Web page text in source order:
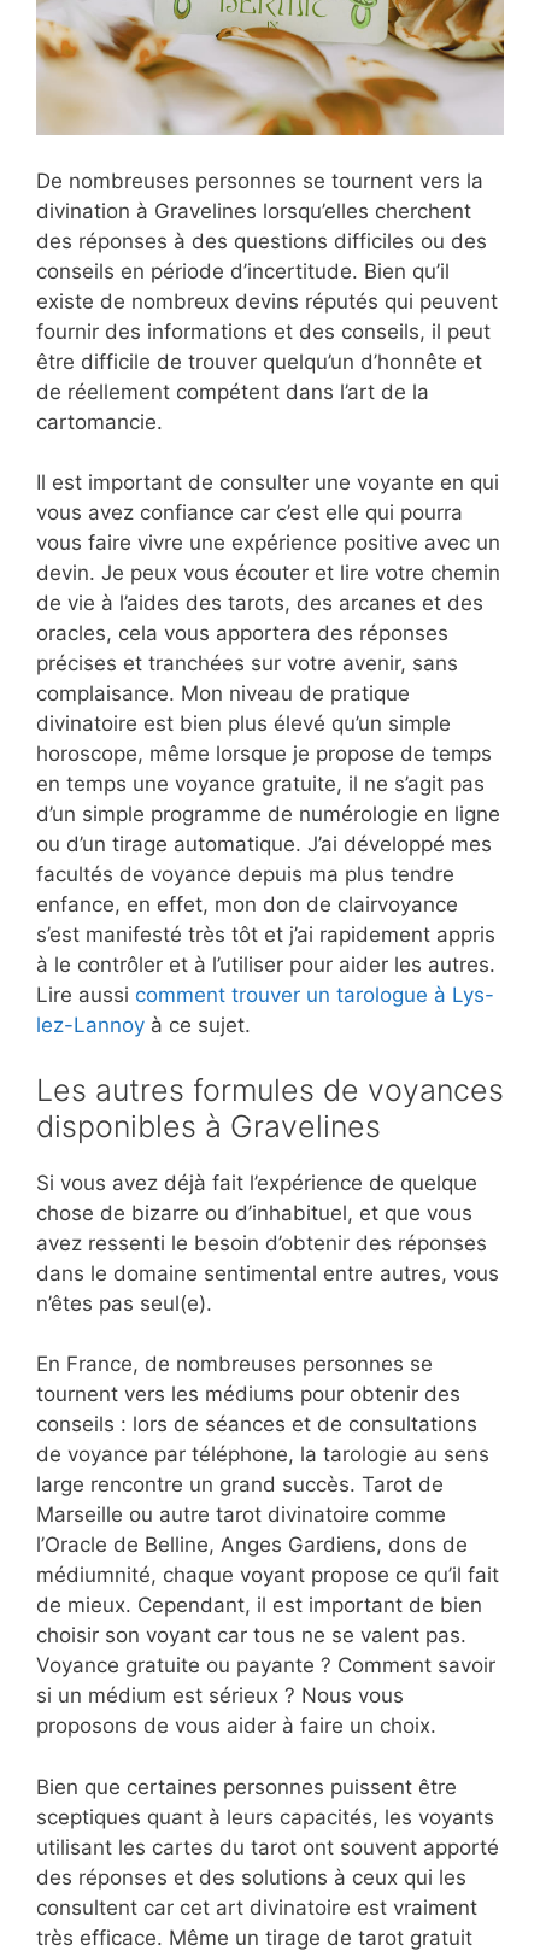
De nombreuses personnes se tournent vers la
divination à Gravelines lorsqu’elles cherchent
des réponses à des questions difficiles ou des
conseils en période d’incertitude. Bien qu’il
existe de nombreux devins réputés qui peuvent
fournir des informations et des conseils, il peut
être difficile de trouver quelqu’un d’honnête et
de réellement compétent dans l’art de la
cartomancie.
Il est important de consulter une voyante en qui
vous avez confiance car c’est elle qui pourra
vous faire vivre une expérience positive avec un
devin. Je peux vous écouter et lire votre chemin
de vie à l’aides des tarots, des arcanes et des
oracles, cela vous apportera des réponses
précises et tranchées sur votre avenir, sans
complaisance. Mon niveau de pratique
divinatoire est bien plus élevé qu’un simple
horoscope, même lorsque je propose de temps
en temps une voyance gratuite, il ne s’agit pas
d’un simple programme de numérologie en ligne
ou d’un tirage automatique. J’ai développé mes
facultés de voyance depuis ma plus tendre
enfance, en effet, mon don de clairvoyance
s’est manifesté très tôt et j’ai rapidement appris
à le contrôler et à l’utiliser pour aider les autres.
Lire aussi comment trouver un tarologue à Lys-
lez-Lannoy à ce sujet.
Les autres formules de voyances
disponibles à Gravelines
Si vous avez déjà fait l’expérience de quelque
chose de bizarre ou d’inhabituel, et que vous
avez ressenti le besoin d’obtenir des réponses
dans le domaine sentimental entre autres, vous
n’êtes pas seul(e).
En France, de nombreuses personnes se
tournent vers les médiums pour obtenir des
conseils : lors de séances et de consultations
de voyance par téléphone, la tarologie au sens
large rencontre un grand succès. Tarot de
Marseille ou autre tarot divinatoire comme
l’Oracle de Belline, Anges Gardiens, dons de
médiumnité, chaque voyant propose ce qu’il fait
de mieux. Cependant, il est important de bien
choisir son voyant car tous ne se valent pas.
Voyance gratuite ou payante ? Comment savoir
si un médium est sérieux ? Nous vous
proposons de vous aider à faire un choix.
Bien que certaines personnes puissent être
sceptiques quant à leurs capacités, les voyants
utilisant les cartes du tarot ont souvent apporté
des réponses et des solutions à ceux qui les
consultent car cet art divinatoire est vraiment
très efficace. Même un tirage de tarot gratuit